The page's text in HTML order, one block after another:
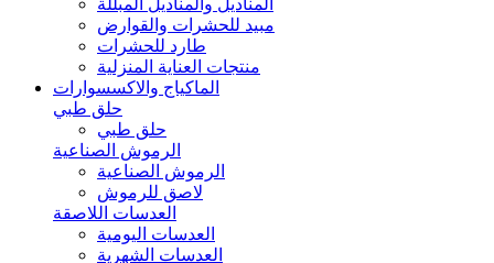
المناديل والمناديل المبللة
مبيد للحشرات والقوارض
طارد للحشرات
منتجات العناية المنزلية
الماكياج والاكسسوارات
حلق طبي
حلق طبي
الرموش الصناعية
الرموش الصناعية
لاصق للرموش
العدسات اللاصقة
العدسات اليومية
العدسات الشهرية